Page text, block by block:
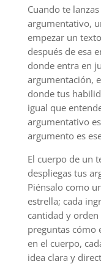
Cuando te
argumentativo,
empezar un
después de esa
donde entra en
argumentación,
donde tus
igual que
argumentativo
argumento es
El cuerpo de un
despliegas tus
Piénsalo como
estrella; cada
cantidad y
preguntas cómo
en el cuerpo,
idea clara y